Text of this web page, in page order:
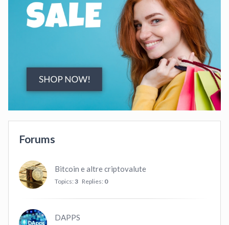
Forums
Bitcoin e altre criptovalute
Topics: 3 Replies: 0
DAPPS